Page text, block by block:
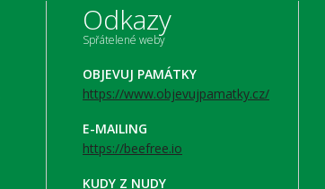
Odkazy
Spřátelené weby
OBJEVUJ PAMÁTKY
https://www.objevujpamatky.cz/
E-MAILING
https://beefree.io
KUDY Z NUDY